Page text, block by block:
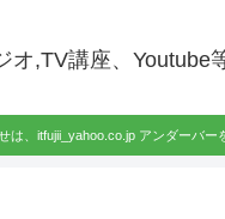
オ,TV講座、Youtube
は、itfujii_yahoo.co.jp アンダーバー